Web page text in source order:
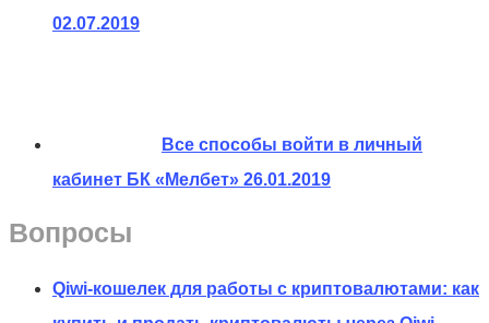
02.07.2019
Все способы войти в личный
кабинет БК «Мелбет» 26.01.2019
Вопросы
Qiwi-кошелек для работы с криптовалютами: как